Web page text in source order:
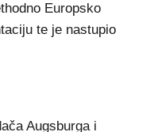
Europsko
te je nastupio
Augsburga i